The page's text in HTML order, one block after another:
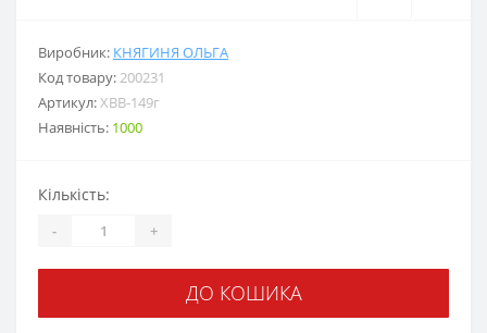
Виробник: КНЯГИНЯ ОЛЬГА
Код товару:200231
Артикул:ХВВ-149г
Наявність: 1000
Кількість:
- +
ДО КОШИКА